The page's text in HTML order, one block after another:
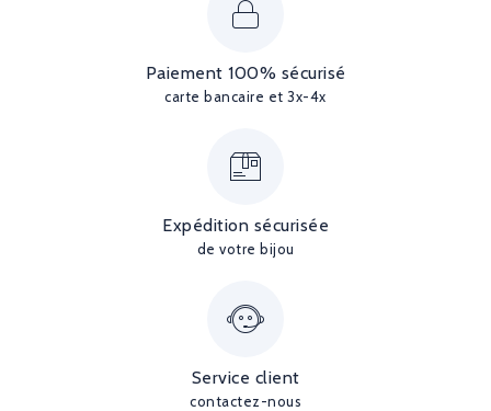
Paiement 100% sécurisé
carte bancaire et 3x-4x
Expédition sécurisée
de votre bijou
Service client
contactez-nous